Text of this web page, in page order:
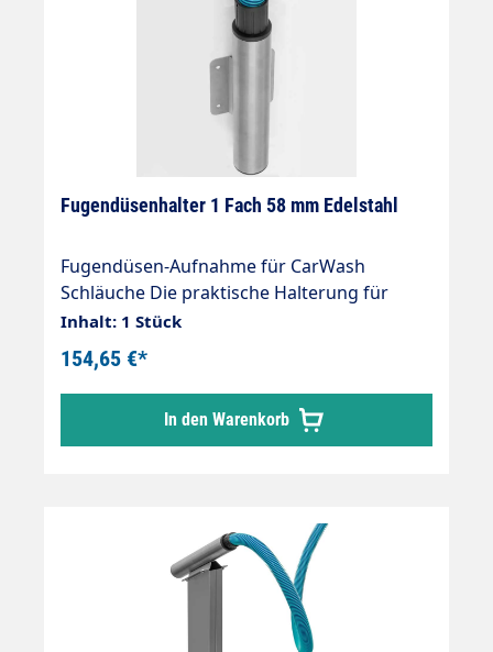
Fugendüsenhalter 1 Fach 58 mm Edelstahl
Fugendüsen-Aufnahme für CarWash
Schläuche Die praktische Halterung für
Zubehör Fugendüsen Konzipiert für zentrale
Sauganlagen, auch für einzelne SB-Sauger
einsetzbar hochwertige Verarbeitung stabil
und erweiterbar ansprechendes Design
Äußerst robust und stabil Edelstahldesign
geschliffen und gebürstet Ohne
leicht drehbaren Muffen.
Inhalt: 1 Stück
154,65 €*
In den Warenkorb